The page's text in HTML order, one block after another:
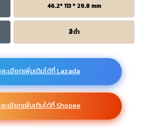
46.2* 113 * 29.8 mm
สีดำ
ะเอียดเพิ่มเติมได้ที่ Lazada
ะเอียดเพิ่มเติมได้ที่ Shopee